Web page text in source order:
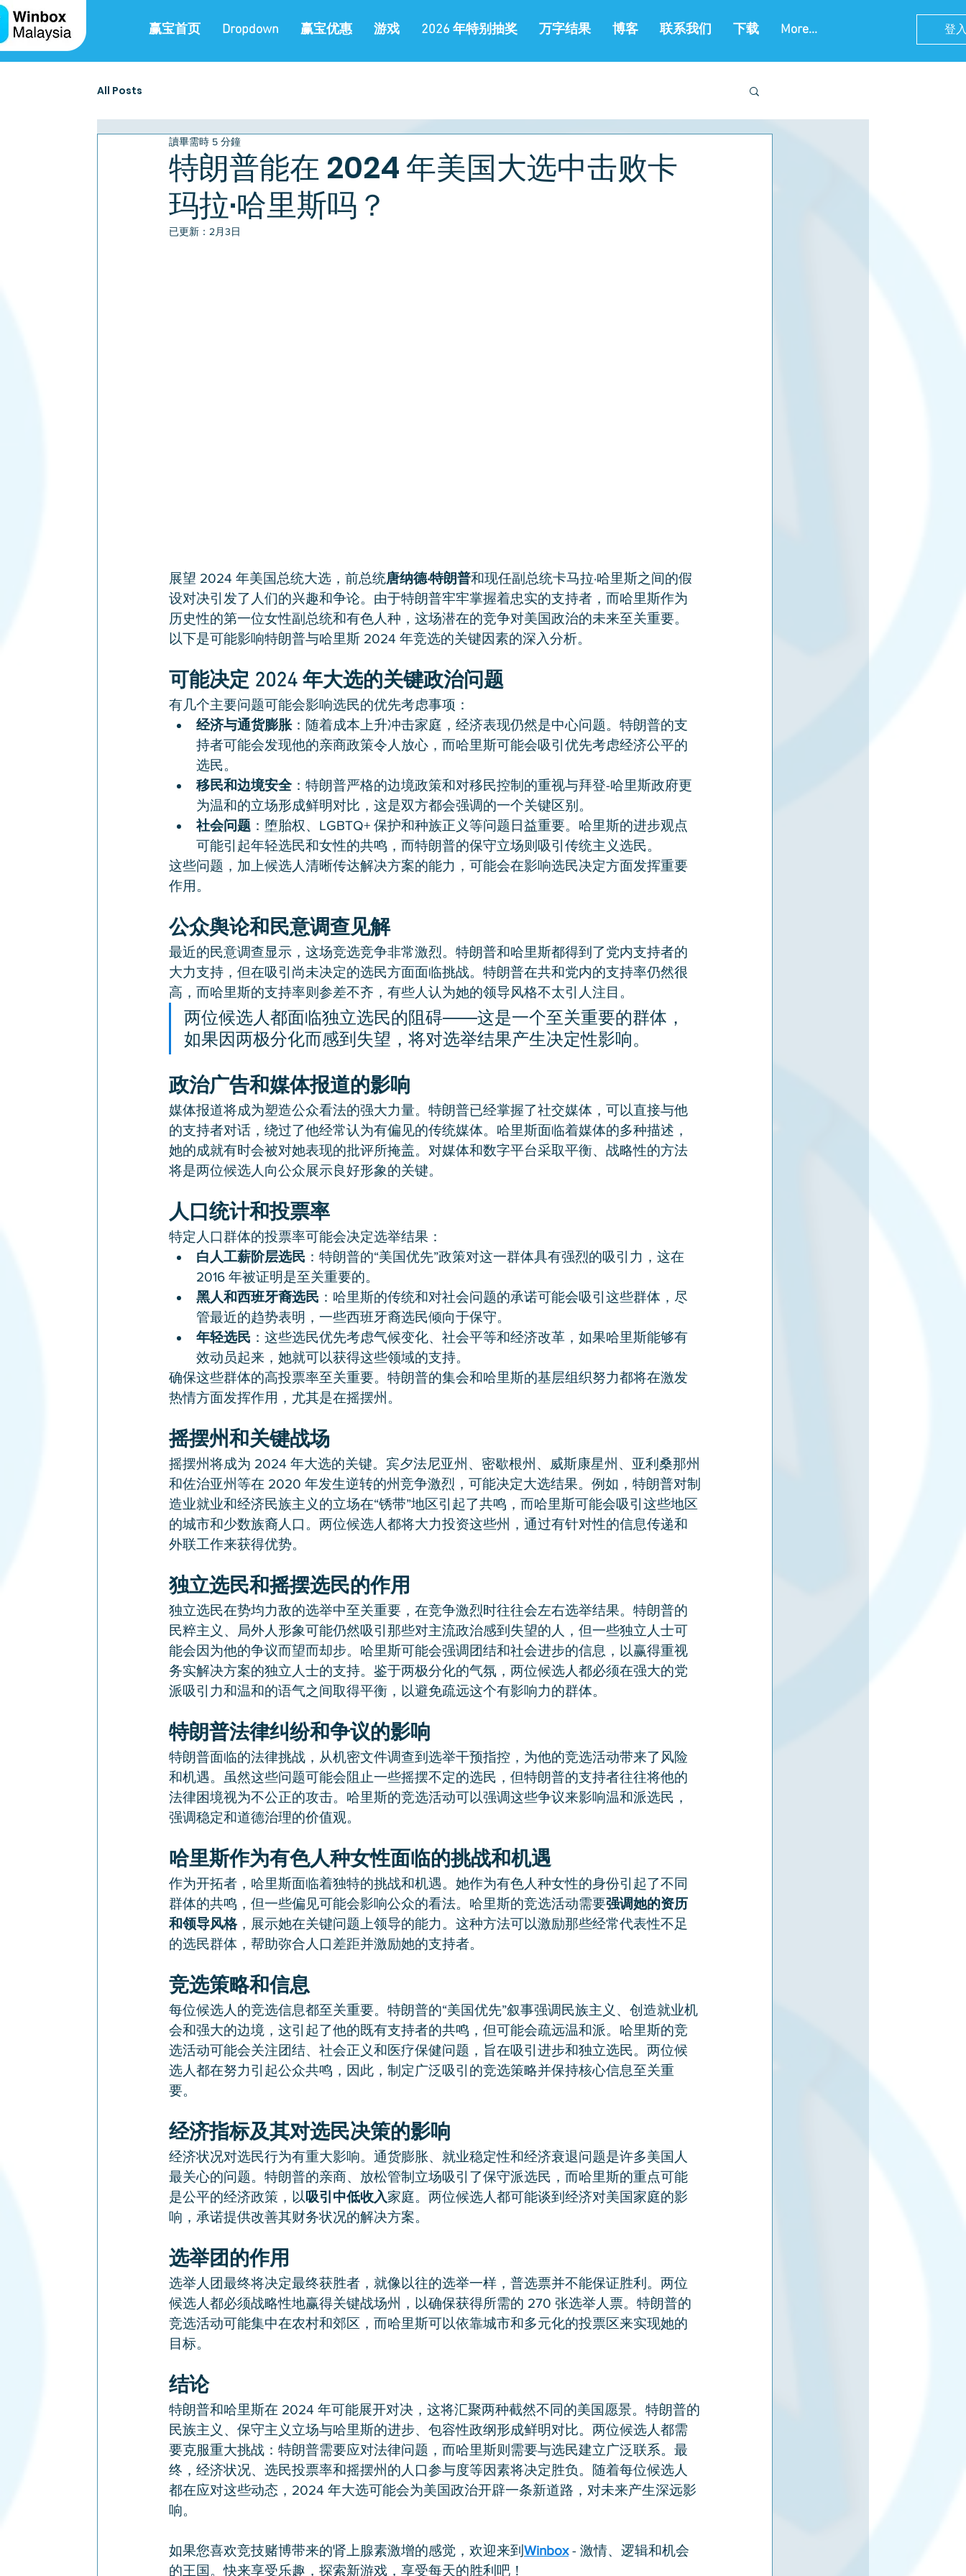
赢宝首页 Dropdown 赢宝优惠 游戏 2026 年特别抽奖 万字结果 博客 联系我们 下载 More... 登
All Posts
特朗普能在 2024 年美国大选中击败卡
玛拉·哈里斯吗？
讀畢需時 5 分鐘
已更新： 2月3日
展望 2024 年美国总统大选，前总统唐纳德·特朗普和现任副总统卡马拉·哈里斯之间的假
设对决引发了人们的兴趣和争论。由于特朗普牢牢掌握着忠实的支持者，而哈里斯作为
历史性的第一位女性副总统和有色人种，这场潜在的竞争对美国政治的未来至关重要。
以下是可能影响特朗普与哈里斯 2024 年竞选的关键因素的深入分析。
可能决定 2024 年大选的关键政治问题
有几个主要问题可能会影响选民的优先考虑事项：
经济与通货膨胀：随着成本上升冲击家庭，经济表现仍然是中心问题。特朗普的支
持者可能会发现他的亲商政策令人放心，而哈里斯可能会吸引优先考虑经济公平的
选民。
移民和边境安全：特朗普严格的边境政策和对移民控制的重视与拜登-哈里斯政府更
为温和的立场形成鲜明对比，这是双方都会强调的一个关键区别。
社会问题 ：堕胎权、LGBTQ+ 保护和种族正义等问题日益重要。哈里斯的进步观点
可能引起年轻选民和女性的共鸣，而特朗普的保守立场则吸引传统主义选民。
这些问题，加上候选人清晰传达解决方案的能力，可能会在影响选民决定方面发挥重要
作用。
公众舆论和民意调查见解
最近的民意调查显示，这场竞选竞争非常激烈。特朗普和哈里斯都得到了党内支持者的
大力支持，但在吸引尚未决定的选民方面面临挑战。特朗普在共和党内的支持率仍然很
高，而哈里斯的支持率则参差不齐，有些人认为她的领导风格不太引人注目。
两位候选人都面临独立选民的阻碍——这是一个至关重要的群体，
如果因两极分化而感到失望，将对选举结果产生决定性影响。
政治广告和媒体报道的影响
媒体报道将成为塑造公众看法的强大力量。特朗普已经掌握了社交媒体，可以直接与他
的支持者对话，绕过了他经常认为有偏见的传统媒体。哈里斯面临着媒体的多种描述，
她的成就有时会被对她表现的批评所掩盖。对媒体和数字平台采取平衡、战略性的方法
将是两位候选人向公众展示良好形象的关键。
人口统计和投票率
特定人口群体的投票率可能会决定选举结果：
白人工薪阶层选民 ：特朗普的“美国优先”政策对这一群体具有强烈的吸引力，这在
2016 年被证明是至关重要的。
黑人和西班牙裔选民 ：哈里斯的传统和对社会问题的承诺可能会吸引这些群体，尽
管最近的趋势表明，一些西班牙裔选民倾向于保守。
年轻选民 ：这些选民优先考虑气候变化、社会平等和经济改革，如果哈里斯能够有
效动员起来，她就可以获得这些领域的支持。
确保这些群体的高投票率至关重要。特朗普的集会和哈里斯的基层组织努力都将在激发
热情方面发挥作用，尤其是在摇摆州。
摇摆州和关键战场
摇摆州将成为 2024 年大选的关键。宾夕法尼亚州、密歇根州、威斯康星州、亚利桑那州
和佐治亚州等在 2020 年发生逆转的州竞争激烈，可能决定大选结果。例如，特朗普对制
造业就业和经济民族主义的立场在“锈带”地区引起了共鸣，而哈里斯可能会吸引这些地区
的城市和少数族裔人口。两位候选人都将大力投资这些州，通过有针对性的信息传递和
外联工作来获得优势。
独立选民和摇摆选民的作用
独立选民在势均力敌的选举中至关重要，在竞争激烈时往往会左右选举结果。特朗普的
民粹主义、局外人形象可能仍然吸引那些对主流政治感到失望的人，但一些独立人士可
能会因为他的争议而望而却步。哈里斯可能会强调团结和社会进步的信息，以赢得重视
务实解决方案的独立人士的支持。鉴于两极分化的气氛，两位候选人都必须在强大的党
派吸引力和温和的语气之间取得平衡，以避免疏远这个有影响力的群体。
特朗普法律纠纷和争议的影响
特朗普面临的法律挑战，从机密文件调查到选举干预指控，为他的竞选活动带来了风险
和机遇。虽然这些问题可能会阻止一些摇摆不定的选民，但特朗普的支持者往往将他的
法律困境视为不公正的攻击。哈里斯的竞选活动可以强调这些争议来影响温和派选民，
强调稳定和道德治理的价值观。
哈里斯作为有色人种女性面临的挑战和机遇
作为开拓者，哈里斯面临着独特的挑战和机遇。她作为有色人种女性的身份引起了不同
群体的共鸣，但一些偏见可能会影响公众的看法。哈里斯的竞选活动需要强调她的资历
和领导风格，展示她在关键问题上领导的能力。这种方法可以激励那些经常代表性不足
的选民群体，帮助弥合人口差距并激励她的支持者。
竞选策略和信息
每位候选人的竞选信息都至关重要。特朗普的“美国优先”叙事强调民族主义、创造就业机
会和强大的边境，这引起了他的既有支持者的共鸣，但可能会疏远温和派。哈里斯的竞
选活动可能会关注团结、社会正义和医疗保健问题，旨在吸引进步和独立选民。两位候
选人都在努力引起公众共鸣，因此，制定广泛吸引的竞选策略并保持核心信息至关重
要。
经济指标及其对选民决策的影响
经济状况对选民行为有重大影响。通货膨胀、就业稳定性和经济衰退问题是许多美国人
最关心的问题。特朗普的亲商、放松管制立场吸引了保守派选民，而哈里斯的重点可能
是公平的经济政策，以吸引中低收入家庭。两位候选人都可能谈到经济对美国家庭的影
响，承诺提供改善其财务状况的解决方案。
选举团的作用
选举人团最终将决定最终获胜者，就像以往的选举一样，普选票并不能保证胜利。两位
候选人都必须战略性地赢得关键战场州，以确保获得所需的 270 张选举人票。特朗普的
竞选活动可能集中在农村和郊区，而哈里斯可以依靠城市和多元化的投票区来实现她的
目标。
结论
特朗普和哈里斯在 2024 年可能展开对决，这将汇聚两种截然不同的美国愿景。特朗普的
民族主义、保守主义立场与哈里斯的进步、包容性政纲形成鲜明对比。两位候选人都需
要克服重大挑战：特朗普需要应对法律问题，而哈里斯则需要与选民建立广泛联系。最
终，经济状况、选民投票率和摇摆州的人口参与度等因素将决定胜负。随着每位候选人
都在应对这些动态，2024 年大选可能会为美国政治开辟一条新道路，对未来产生深远影
响。
如果您喜欢竞技赌博带来的肾上腺素激增的感觉，欢迎来到 Winbox - 激情、逻辑和机会
的王国。快来享受乐趣，探索新游戏，享受每天的胜利吧！